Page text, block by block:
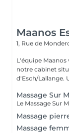
Maanos
1, Rue de
L'équipe
notre cabinet
d'Esch/Lallange.
Massage Sur
Massage
Massage